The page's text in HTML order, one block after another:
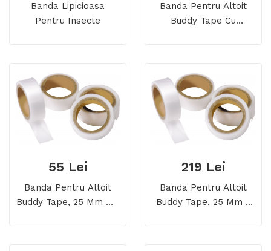
Banda Lipicioasa
Pentru Insecte
Banda Pentru Altoit
Buddy Tape Cu
55 Lei
Banda Pentru Altoit
Buddy Tape, 25 Mm X 5
219 Lei
Banda Pentru Altoit
Buddy Tape, 25 Mm X